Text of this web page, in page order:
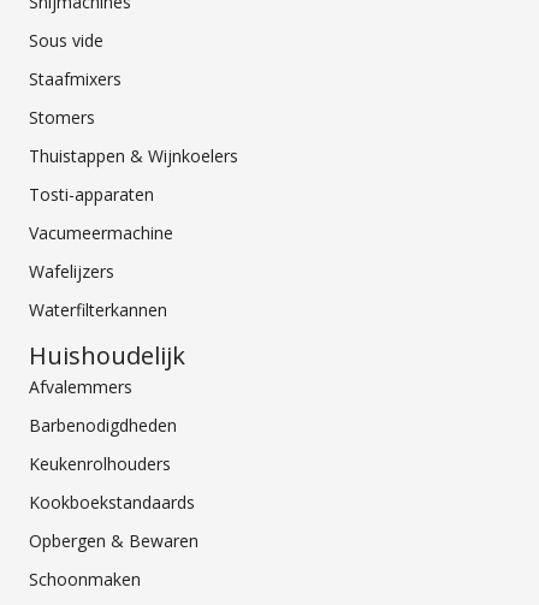
Sous vide
Staafmixers
Stomers
Thuistappen & Wijnkoelers
Tosti-apparaten
Vacumeermachine
Wafelijzers
Waterfilterkannen
Huishoudelijk
Afvalemmers
Barbenodigdheden
Keukenrolhouders
Kookboekstandaards
Opbergen & Bewaren
Schoonmaken